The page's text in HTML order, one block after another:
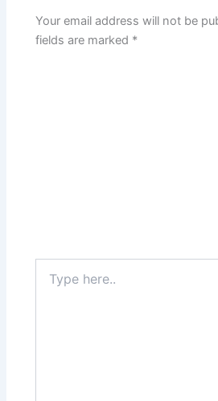
Your email address will not be
fields are marked *
here..